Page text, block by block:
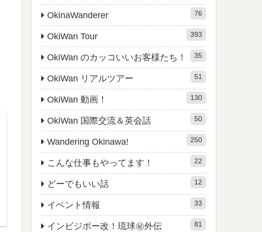
OkinaWanderer 76
OkiWan Tour 393
OkiWan のカッコいいお客様たち！ 35
OkiWan リアルツアー 51
OkiWan 動画！ 130
OkiWan 国際交流＆英会話 50
Wandering Okinawa! 250
こんな仕事もやってます！ 22
どーでもいい話 12
イベント情報 33
インビジボー改！琉球㊙︎外伝 81